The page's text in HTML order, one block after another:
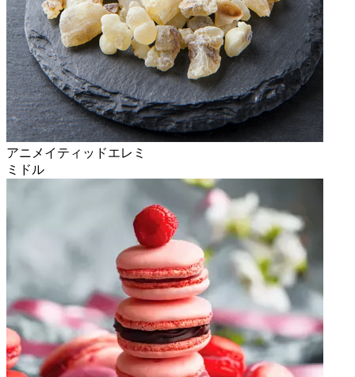
アニメイティッドエレミ
ミドル